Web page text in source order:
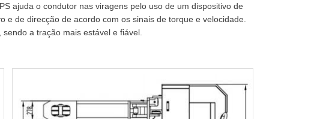
ajuda o condutor nas viragens pelo uso de um dispositivo de
de direcção de acordo com os sinais de torque e velocidade.
a tração mais estável e fiável.